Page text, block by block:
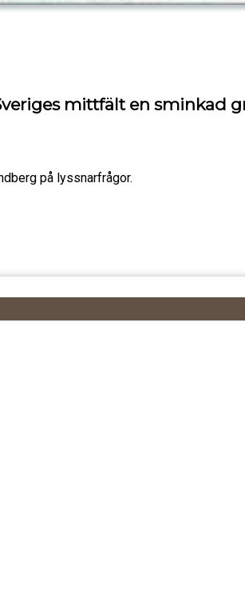
mittfält en sminkad
på lyssnarfrågor.